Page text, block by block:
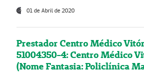
01 de Abril de 2020
Prestador Centro Médico
51004350-4: Centro Médico
(Nome Fantasia: Policlínica